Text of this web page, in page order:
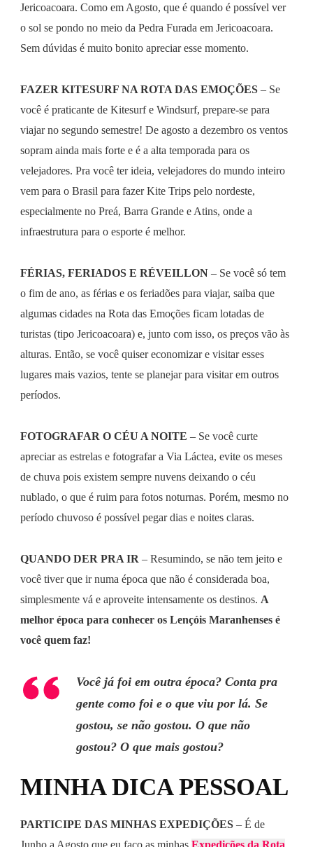
Jericoacoara. Como em Agosto, que é quando é possível ver
o sol se pondo no meio da Pedra Furada em Jericoacoara.
Sem dúvidas é muito bonito apreciar esse momento.
FAZER KITESURF NA ROTA DAS EMOÇÕES – Se
você é praticante de Kitesurf e Windsurf, prepare-se para
viajar no segundo semestre! De agosto a dezembro os ventos
sopram ainda mais forte e é a alta temporada para os
velejadores. Pra você ter ideia, velejadores do mundo inteiro
vem para o Brasil para fazer Kite Trips pelo nordeste,
especialmente no Preá, Barra Grande e Atins, onde a
infraestrutura para o esporte é melhor.
FÉRIAS, FERIADOS E RÉVEILLON – Se você só tem
o fim de ano, as férias e os feriadões para viajar, saiba que
algumas cidades na Rota das Emoções ficam lotadas de
turistas (tipo Jericoacoara) e, junto com isso, os preços vão às
alturas. Então, se você quiser economizar e visitar esses
lugares mais vazios, tente se planejar para visitar em outros
períodos.
FOTOGRAFAR O CÉU A NOITE – Se você curte
apreciar as estrelas e fotografar a Via Láctea, evite os meses
de chuva pois existem sempre nuvens deixando o céu
nublado, o que é ruim para fotos noturnas. Porém, mesmo no
período chuvoso é possível pegar dias e noites claras.
QUANDO DER PRA IR – Resumindo, se não tem jeito e
você tiver que ir numa época que não é considerada boa,
simplesmente vá e aproveite intensamente os destinos. A
melhor época para conhecer os Lençóis Maranhenses é
você quem faz!
Você já foi em outra época? Conta pra
gente como foi e o que viu por lá. Se
gostou, se não gostou. O que não
gostou? O que mais gostou?
MINHA DICA PESSOAL
PARTICIPE DAS MINHAS EXPEDIÇÕES – É de
Junho a Agosto que eu faço as minhas Expedições da Rota